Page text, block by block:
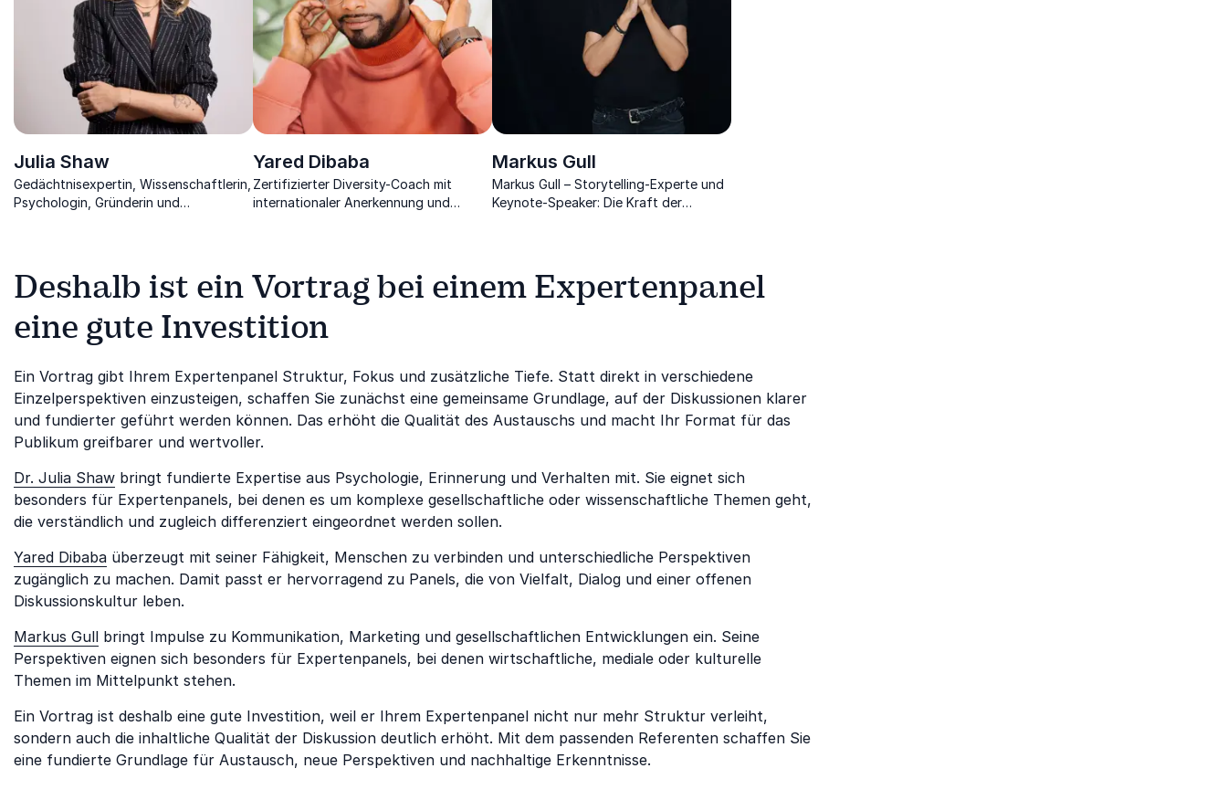
Julia Shaw
Gedächtnisexpertin, Wissenschaftlerin,
Psychologin, Gründerin und
Yared Dibaba
Zertifizierter Diversity-Coach mit
internationaler Anerkennung und
Markus Gull
Markus Gull – Storytelling-Experte und
Keynote-Speaker: Die Kraft der
Deshalb ist ein Vortrag bei einem Expertenpanel
eine gute Investition
Ein Vortrag gibt Ihrem Expertenpanel Struktur, Fokus und zusätzliche Tiefe. Statt direkt in verschiedene
Einzelperspektiven einzusteigen, schaffen Sie zunächst eine gemeinsame Grundlage, auf der Diskussionen klarer
und fundierter geführt werden können. Das erhöht die Qualität des Austauschs und macht Ihr Format für das
Publikum greifbarer und wertvoller.
Dr. Julia Shaw bringt fundierte Expertise aus Psychologie, Erinnerung und Verhalten mit. Sie eignet sich
besonders für Expertenpanels, bei denen es um komplexe gesellschaftliche oder wissenschaftliche Themen geht,
die verständlich und zugleich differenziert eingeordnet werden sollen.
Yared Dibaba überzeugt mit seiner Fähigkeit, Menschen zu verbinden und unterschiedliche Perspektiven
zugänglich zu machen. Damit passt er hervorragend zu Panels, die von Vielfalt, Dialog und einer offenen
Diskussionskultur leben.
Markus Gull bringt Impulse zu Kommunikation, Marketing und gesellschaftlichen Entwicklungen ein. Seine
Perspektiven eignen sich besonders für Expertenpanels, bei denen wirtschaftliche, mediale oder kulturelle
Themen im Mittelpunkt stehen.
Ein Vortrag ist deshalb eine gute Investition, weil er Ihrem Expertenpanel nicht nur mehr Struktur verleiht,
sondern auch die inhaltliche Qualität der Diskussion deutlich erhöht. Mit dem passenden Referenten schaffen Sie
eine fundierte Grundlage für Austausch, neue Perspektiven und nachhaltige Erkenntnisse.